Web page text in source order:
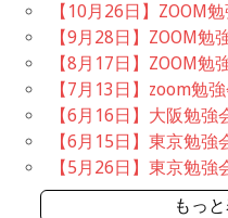
【10月26日】ZOOM
【9月28日】ZOOM勉
【8月17日】ZOOM勉
【7月13日】zoom勉
【6月16日】大阪勉強
【6月15日】東京勉強
【5月26日】東京勉強
もっ